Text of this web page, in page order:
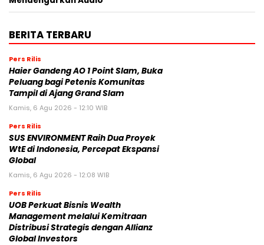
BERITA TERBARU
Pers Rilis
Haier Gandeng AO 1 Point Slam, Buka
Peluang bagi Petenis Komunitas
Tampil di Ajang Grand Slam
Kamis, 6 Agu 2026 - 12:10 WIB
Pers Rilis
SUS ENVIRONMENT Raih Dua Proyek
WtE di Indonesia, Percepat Ekspansi
Global
Kamis, 6 Agu 2026 - 12:08 WIB
Pers Rilis
UOB Perkuat Bisnis Wealth
Management melalui Kemitraan
Distribusi Strategis dengan Allianz
Global Investors